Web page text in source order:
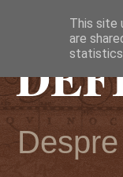
This site
are